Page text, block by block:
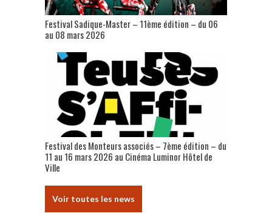
Festival Sadique-Master – 11ème édition – du 06
au 08 mars 2026
Festival des Monteurs associés – 7ème édition – du
11 au 16 mars 2026 au Cinéma Luminor Hôtel de
Ville
Voir toutes les news